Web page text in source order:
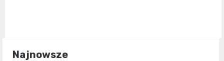
Najnowsze